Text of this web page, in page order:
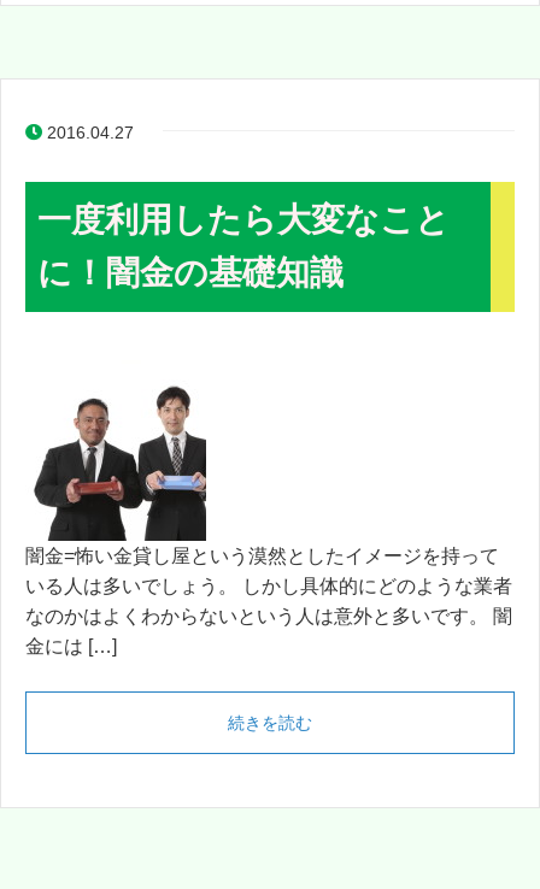
2016.04.27
一度利用したら大変なこと
に！闇金の基礎知識
闇金=怖い金貸し屋という漠然としたイメージを持って
いる人は多いでしょう。 しかし具体的にどのような業者
なのかはよくわからないという人は意外と多いです。 闇
金には […]
続きを読む